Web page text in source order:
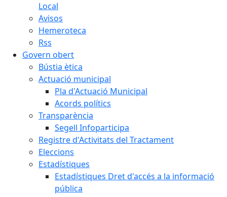
Local
Avisos
Hemeroteca
Rss
Govern obert
Bústia ètica
Actuació municipal
Pla d'Actuació Municipal
Acords polítics
Transparència
Segell Infoparticipa
Registre d'Activitats del Tractament
Eleccions
Estadístiques
Estadístiques Dret d'accés a la informació
pública